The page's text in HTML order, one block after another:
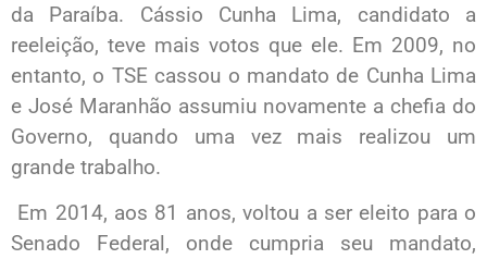
da Paraíba. Cássio Cunha Lima, candidato a
reeleição, teve mais votos que ele. Em 2009, no
entanto, o TSE cassou o mandato de Cunha Lima
e José Maranhão assumiu novamente a chefia do
Governo, quando uma vez mais realizou um
grande trabalho.
Em 2014, aos 81 anos, voltou a ser eleito para o
Senado Federal, onde cumpria seu mandato,